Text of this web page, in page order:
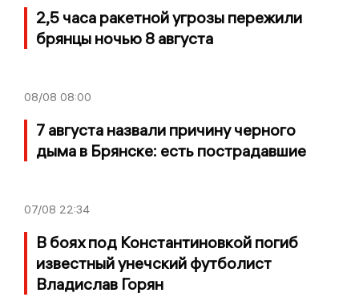
2,5 часа ракетной угрозы пережили
брянцы ночью 8 августа
08/08 08:00
7 августа назвали причину черного
дыма в Брянске: есть пострадавшие
07/08 22:34
В боях под Константиновкой погиб
известный унечский футболист
Владислав Горян